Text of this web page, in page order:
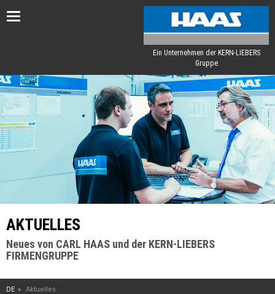
Toggle
Ein Unternehmen der KERN-LIEBERS
Gruppe
AKTUELLES
Neues von CARL HAAS und der KERN-LIEBERS
FIRMENGRUPPE
DE Aktuelles